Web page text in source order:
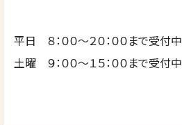
平日 ８：００～２０：００まで受付中
土曜 ９：００～１５：００まで受付中